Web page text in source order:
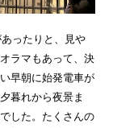
ったりと、見や
ラマもあって、決
早朝に始発電車が
暮れから夜景ま
した。たくさんの